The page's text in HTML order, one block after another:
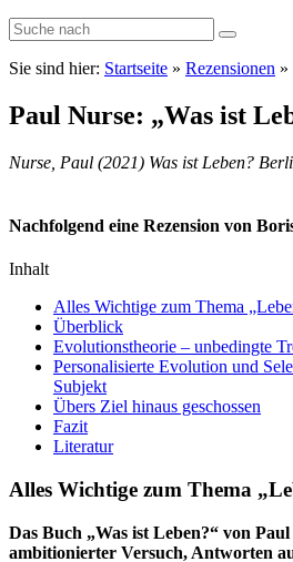
Sie sind hier: Startseite » Rezensionen »
Paul Nurse: „Was ist
Nurse, Paul (2021) Was ist Leben?
Nachfolgend eine Rezension von
Inhalt
Alles Wichtige zum Thema
Überblick
Evolutionstheorie – unbedingte
Personalisierte Evolution und
Subjekt
Übers Ziel hinaus geschossen
Fazit
Literatur
Alles Wichtige zum Thema
Das Buch „Was ist Leben?“ von
ambitionierter Versuch, Antworten